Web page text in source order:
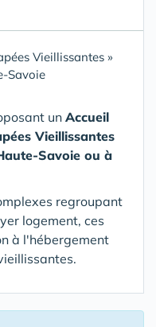
Vieillissantes »
Savoie
un Accueil
Vieillissantes
Savoie ou à
regroupant
logement, ces
à l'hébergement